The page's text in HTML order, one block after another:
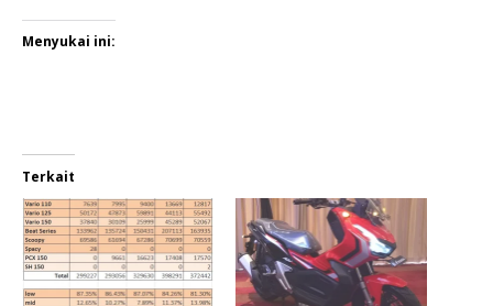
Menyukai ini:
Terkait